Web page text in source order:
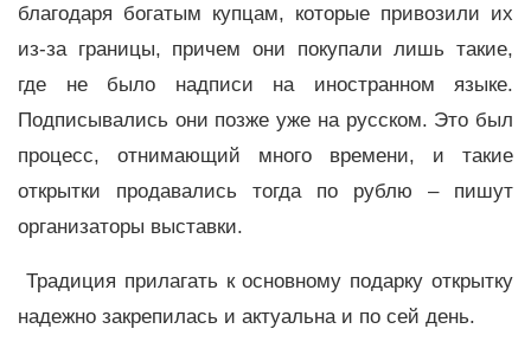
благодаря богатым купцам, которые привозили их
из-за границы, причем они покупали лишь такие,
где не было надписи на иностранном языке.
Подписывались они позже уже на русском. Это был
процесс, отнимающий много времени, и такие
открытки продавались тогда по рублю – пишут
организаторы выставки.
Традиция прилагать к основному подарку открытку
надежно закрепилась и актуальна и по сей день.